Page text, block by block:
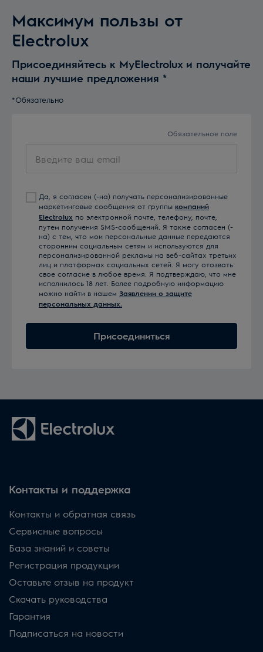
Максимум пользы от
Electrolux
Присоединяйтесь к MyElectrolux и получайте
наши лучшие предложения *
*Обязательно
Обязательное поле
ваш
Да, я согласен (-на) получать персонализированные
маркетинговые сообщения от группы компаний
Electrolux по электронной почте, телефону, почте,
путем получения SMS-сообщений. Я также согласен (-
на) с тем, что мои персональные данные передаются
сторонним социальным сетям и используются для
персонализированной рекламы на веб-сайтах третьих
лиц и платформах социальных сетей. Я могу отозвать
свое согласие в любое время. Я подтверждаю, что мне
исполнилось 18 лет. Более подробную информацию
можно найти в нашем Заявлении о защите
персональных данных.
Присоединиться
Контакты и поддержка
Контакты и обратная связь
Сервисные вопросы
База знаний и советы
Регистрация продукции
Оставьте отзыв на продукт
Скачать руководства
Гарантия
Подписаться на новости